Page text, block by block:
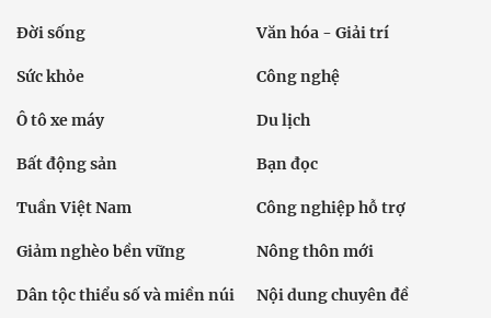
Đời sống Văn hóa - Giải trí
Sức khỏe Công nghệ
Ô tô xe máy Du lịch
Bất động sản Bạn đọc
Tuần Việt Nam Công nghiệp hỗ trợ
Giảm nghèo bền vững Nông thôn mới
Dân tộc thiểu số và miền núi Nội dung chuyên đề